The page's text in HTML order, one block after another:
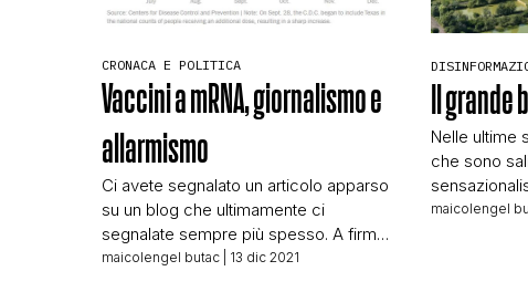
CRONACA E POLITICA
Vaccini a mRNA, giornalismo e
allarmismo
Ci avete segnalato un articolo apparso
su un blog che ultimamente ci
segnalate sempre più spesso. A firma
Becchi e Zibordi, l’11 dicembre sul blog
maicolengel butac | 13 dic 2021
Il
Nelle ultime
che sono
dei blog de Il
maicolengel